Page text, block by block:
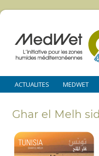
ACTUALITES MEDWET
Ghar el Melh